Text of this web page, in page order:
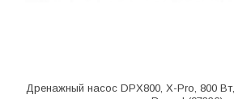
Дренажный насос DPХ800, Х-Pro, 800